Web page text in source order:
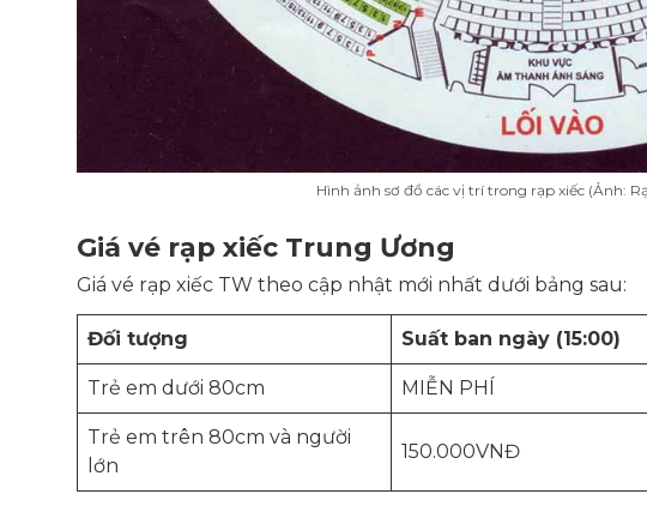
Hình ảnh sơ đồ các vị trí trong rạp xiếc (Ảnh:
Giá vé rạp xiếc Trung Ương
Giá vé rạp xiếc TW theo cập nhật mới nhất dưới bảng sau:
Đối tượng Suất ban ngày (15:00)
Trẻ em dưới 80cm MIỄN PHÍ
Trẻ em trên 80cm và người
lớn
150.000VNĐ